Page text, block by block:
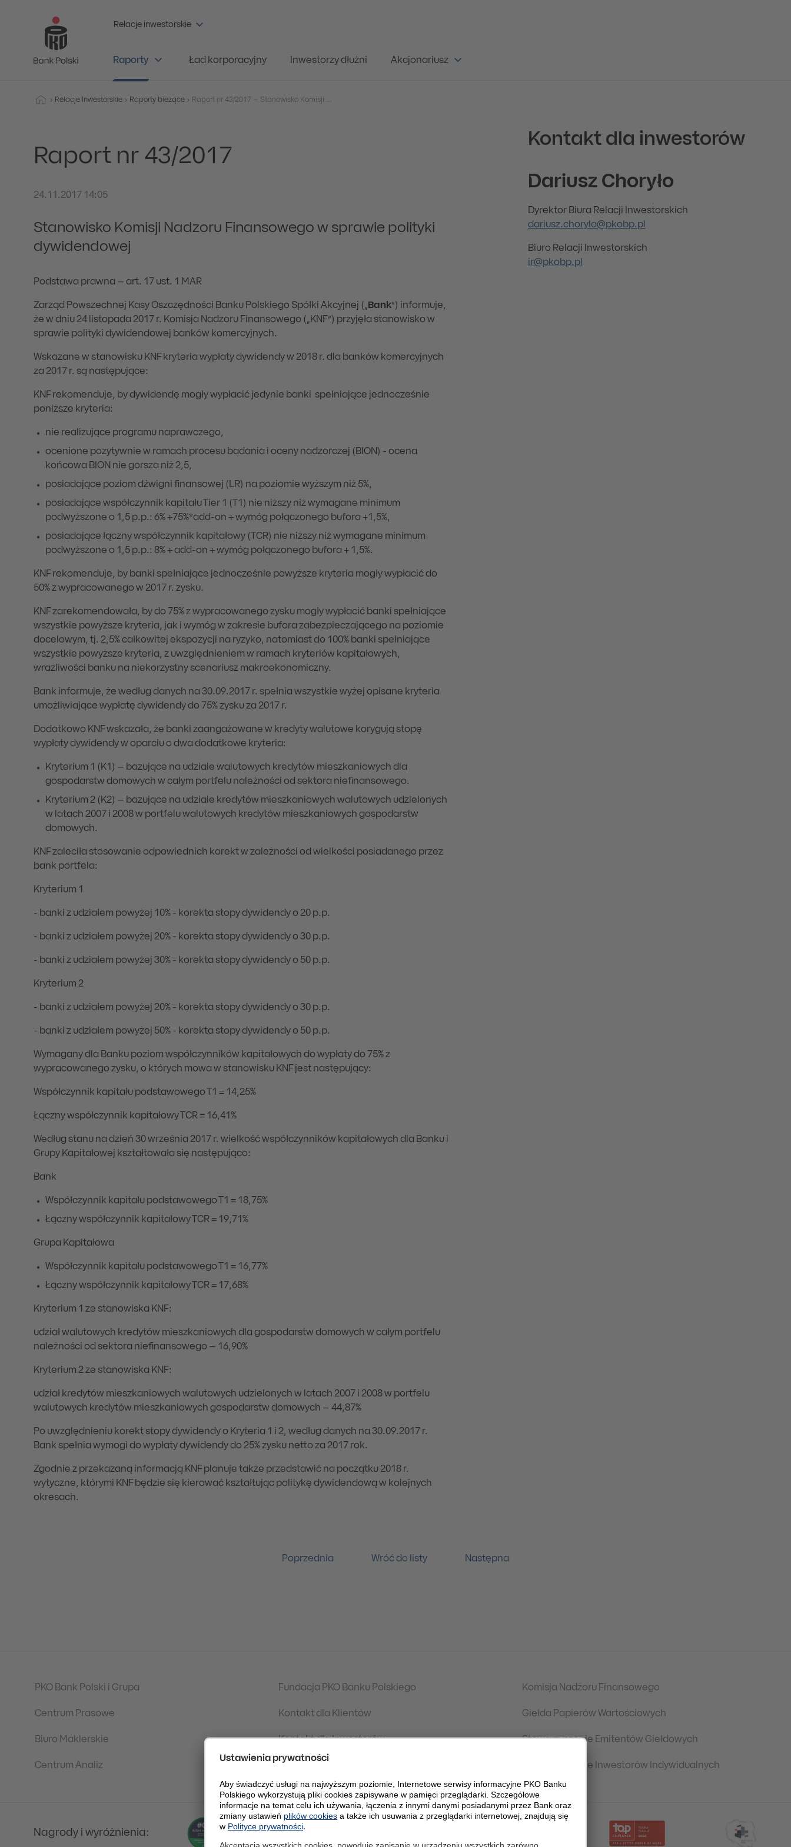
Relacje inwestorskie
Raporty Ład korporacyjny Inwestorzy dłużni Akcjonariusz
Relacje Inwestorskie Raporty bieżące
Raport nr 43/2017
24.11.2017 14:05
Stanowisko Komisji Nadzoru Finansowego w sprawie polityki
dywidendowej
Podstawa prawna – art. 17 ust. 1 MAR
Zarząd Powszechnej Kasy Oszczędności Banku Polskiego Spółki Akcyjnej („ Bank”) informuje,
że w dniu 24 listopada 2017 r. Komisja Nadzoru Finansowego („KNF”) przyjęła stanowisko w
sprawie polityki dywidendowej banków komercyjnych.
Wskazane w stanowisku KNF kryteria wypłaty dywidendy w 2018 r. dla banków komercyjnych
za 2017 r. są następujące:
KNF rekomenduje, by dywidendę mogły wypłacić jedynie banki spełniające jednocześnie
poniższe kryteria:
nie realizujące programu naprawczego,
ocenione pozytywnie w ramach procesu badania i oceny nadzorczej (BION) - ocena
końcowa BION nie gorsza niż 2,5,
posiadające poziom dźwigni finansowej (LR) na poziomie wyższym niż 5%,
posiadające współczynnik kapitału Tier 1 (T1) nie niższy niż wymagane minimum
podwyższone o 1,5 p.p.: 6% +75%*add-on + wymóg połączonego bufora +1,5%,
posiadające łączny współczynnik kapitałowy (TCR) nie niższy niż wymagane minimum
podwyższone o 1,5 p.p.: 8% + add-on + wymóg połączonego bufora + 1,5%.
KNF rekomenduje, by banki spełniające jednocześnie powyższe kryteria mogły wypłacić do
50% z wypracowanego w 2017 r. zysku.
KNF zarekomendowała, by do 75% z wypracowanego zysku mogły wypłacić banki spełniające
wszystkie powyższe kryteria, jak i wymóg w zakresie bufora zabezpieczającego na poziomie
docelowym, tj. 2,5% całkowitej ekspozycji na ryzyko, natomiast do 100% banki spełniające
wszystkie powyższe kryteria, z uwzględnieniem w ramach kryteriów kapitałowych,
wrażliwości banku na niekorzystny scenariusz makroekonomiczny.
Bank informuje, że według danych na 30.09.2017 r. spełnia wszystkie wyżej opisane kryteria
umożliwiające wypłatę dywidendy do 75% zysku za 2017 r.
Dodatkowo KNF wskazała, że banki zaangażowane w kredyty walutowe korygują stopę
wypłaty dywidendy w oparciu o dwa dodatkowe kryteria:
Kryterium 1 (K1) – bazujące na udziale walutowych kredytów mieszkaniowych dla
gospodarstw domowych w całym portfelu należności od sektora niefinansowego.
Kryterium 2 (K2) – bazujące na udziale kredytów mieszkaniowych walutowych udzielonych
w latach 2007 i 2008 w portfelu walutowych kredytów mieszkaniowych gospodarstw
domowych.
KNF zaleciła stosowanie odpowiednich korekt w zależności od wielkości posiadanego przez
bank portfela:
Kryterium 1
- banki z udziałem powyżej 10% - korekta stopy dywidendy o 20 p.p.
- banki z udziałem powyżej 20% - korekta stopy dywidendy o 30 p.p.
- banki z udziałem powyżej 30% - korekta stopy dywidendy o 50 p.p.
Kryterium 2
- banki z udziałem powyżej 20% - korekta stopy dywidendy o 30 p.p.
- banki z udziałem powyżej 50% - korekta stopy dywidendy o 50 p.p.
Wymagany dla Banku poziom współczynników kapitałowych do wypłaty do 75% z
wypracowanego zysku, o których mowa w stanowisku KNF jest następujący:
Współczynnik kapitału podstawowego T1 = 14,25%
Łączny współczynnik kapitałowy TCR = 16,41%
Według stanu na dzień 30 września 2017 r. wielkość współczynników kapitałowych dla Banku i
Grupy Kapitałowej kształtowała się następująco:
Bank
Współczynnik kapitału podstawowego T1 = 18,75%
Łączny współczynnik kapitałowy TCR = 19,71%
Grupa Kapitałowa
Współczynnik kapitału podstawowego T1 = 16,77%
Łączny współczynnik kapitałowy TCR = 17,68%
Kryterium 1 ze stanowiska KNF:
udział walutowych kredytów mieszkaniowych dla gospodarstw domowych w całym portfelu
należności od sektora niefinansowego – 16,90%
Kryterium 2 ze stanowiska KNF:
udział kredytów mieszkaniowych walutowych udzielonych w latach 2007 i 2008 w portfelu
walutowych kredytów mieszkaniowych gospodarstw domowych – 44,87%
Po uwzględnieniu korekt stopy dywidendy o Kryteria 1 i 2, według danych na 30.09.2017 r.
Bank spełnia wymogi do wypłaty dywidendy do 25% zysku netto za 2017 rok.
Zgodnie z przekazaną informacją KNF planuje także przedstawić na początku 2018 r.
wytyczne, którymi KNF będzie się kierować kształtując politykę dywidendową w kolejnych
okresach.
Kontakt dla inwestorów
Dariusz Choryło
Dyrektor Biura Relacji Inwestorskich
dariusz.chorylo@pkobp.pl
Biuro Relacji Inwestorskich
ir@pkobp.pl
Poprzednia Wróć do listy Następna
PKO Bank Polski i Grupa
Centrum Prasowe
Biuro Maklerskie
Centrum Analiz
Fundacja PKO Banku Polskiego
Kontakt dla Klientów
Kontakt dla Inwestorów
Komisja Nadzoru Finansowego
Giełda Papierów Wartościowych
Stowarzyszenie Emitentów Giełdowych
Stowarzyszenie Inwestorów Indywidualnych
Nagrody i wyróżnienia: